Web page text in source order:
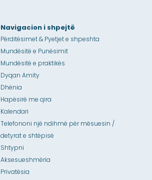
Navigacion i shpejtë
Përditësimet & Pyetjet e shpeshta
Mundësitë e Punësimit
Mundësitë e praktikës
Dyqan Amity
Dhënia
Hapësirë me qira
Kalendari
Telefononi një ndihmë për mësuesin /
detyrat e shtëpisë
Shtypni
Aksesueshmëria
Privatësia